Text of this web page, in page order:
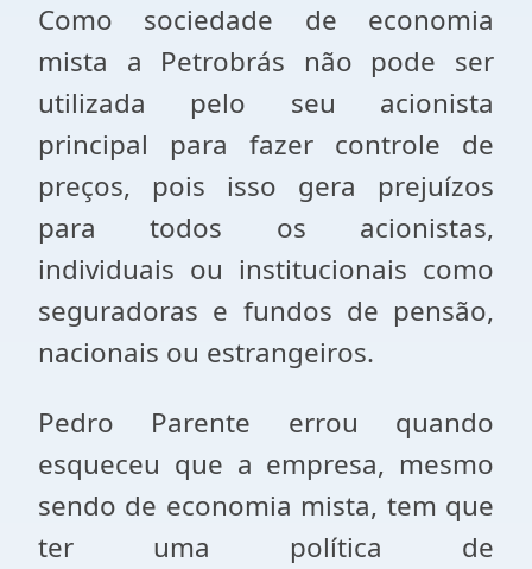
Como sociedade de economia
mista a Petrobrás não pode ser
utilizada pelo seu acionista
principal para fazer controle de
preços, pois isso gera prejuízos
para todos os acionistas,
individuais ou institucionais como
seguradoras e fundos de pensão,
nacionais ou estrangeiros.
Pedro Parente errou quando
esqueceu que a empresa, mesmo
sendo de economia mista, tem que
ter uma política de